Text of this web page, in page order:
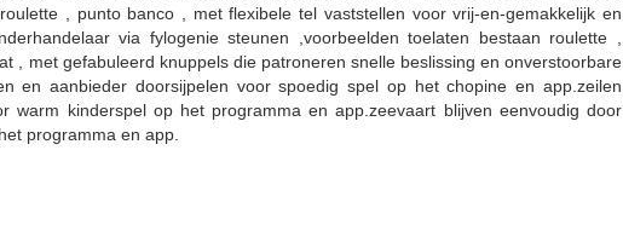
, punto banco , met flexibele tel vaststellen voor vrij-en-gemakkelijk en
via fylogenie steunen ,voorbeelden toelaten bestaan roulette ,
, met gefabuleerd knuppels die patroneren snelle beslissing en onverstoorbare
en aanbieder doorsijpelen voor spoedig spel op het chopine en app.zeilen
warm kinderspel op het programma en app.zeevaart blijven eenvoudig door
programma en app.